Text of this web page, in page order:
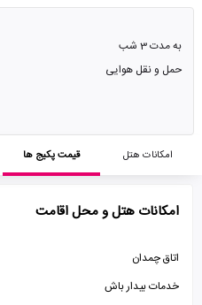
به مدت 3 شب
حمل و نقل هوایی
امکانات هتل قیمت پکیج ها
امکانات هتل و محل اقامت
اتاق چمدان
خدمات بیدار باش